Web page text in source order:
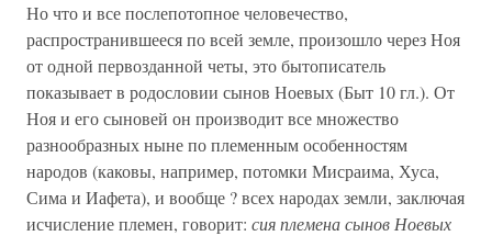
Но что и все послепотопное человечество,
распространившееся по всей земле, произошло через Ноя
от одной первозданной четы, это бытописатель
показывает в родословии сынов Ноевых (Быт 10 гл.). От
Ноя и его сыновей он производит все множество
разнообразных ныне по племенным особенностям
народов (каковы, например, потомки Мисраима, Хуса,
Сима и Иафета), и вообще ? всех народах земли, заключая
исчисление племен, говорит: сия племена сынов Ноевых